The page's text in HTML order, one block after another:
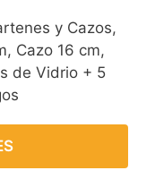
y Cazos,
Cazo 16 cm,
de Vidrio + 5